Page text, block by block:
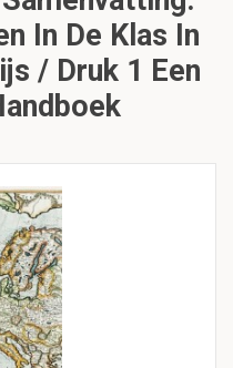
In De Klas In
/ Druk 1 Een